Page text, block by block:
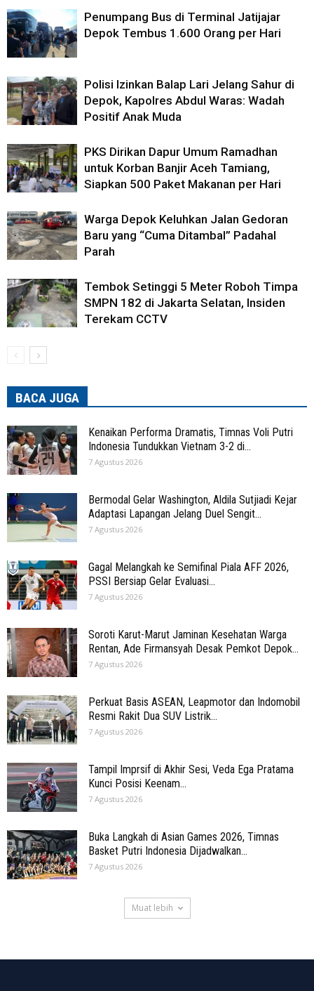
Penumpang Bus di Terminal Jatijajar
Depok Tembus 1.600 Orang per Hari
Polisi Izinkan Balap Lari Jelang Sahur di
Depok, Kapolres Abdul Waras: Wadah
Positif Anak Muda
PKS Dirikan Dapur Umum Ramadhan
untuk Korban Banjir Aceh Tamiang,
Siapkan 500 Paket Makanan per Hari
Warga Depok Keluhkan Jalan Gedoran
Baru yang “Cuma Ditambal” Padahal
Parah
Tembok Setinggi 5 Meter Roboh Timpa
SMPN 182 di Jakarta Selatan, Insiden
Terekam CCTV
BACA JUGA
Kenaikan Performa Dramatis, Timnas Voli Putri
Indonesia Tundukkan Vietnam 3-2 di...
7 Agustus 2026
Bermodal Gelar Washington, Aldila Sutjiadi Kejar
Adaptasi Lapangan Jelang Duel Sengit...
7 Agustus 2026
Gagal Melangkah ke Semifinal Piala AFF 2026,
PSSI Bersiap Gelar Evaluasi...
7 Agustus 2026
Soroti Karut-Marut Jaminan Kesehatan Warga
Rentan, Ade Firmansyah Desak Pemkot Depok...
7 Agustus 2026
Perkuat Basis ASEAN, Leapmotor dan Indomobil
Resmi Rakit Dua SUV Listrik...
7 Agustus 2026
Tampil Imprsif di Akhir Sesi, Veda Ega Pratama
Kunci Posisi Keenam...
7 Agustus 2026
Buka Langkah di Asian Games 2026, Timnas
Basket Putri Indonesia Dijadwalkan...
7 Agustus 2026
Muat lebih